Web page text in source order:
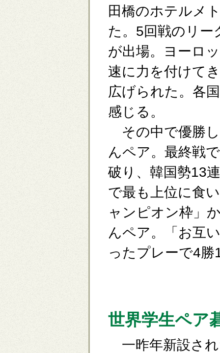
田橋のホテルメ
た。5回戦のリー
が出場。ヨーロ
速に力を付けて
広げられた。各
感じる。
その中で優勝
んペア。最終戦
破り、韓国勢13
で最も上位に食
ャンピオン枠」
んペア。「お互
ったプレーで4
世界学生ペア
一昨年新設され